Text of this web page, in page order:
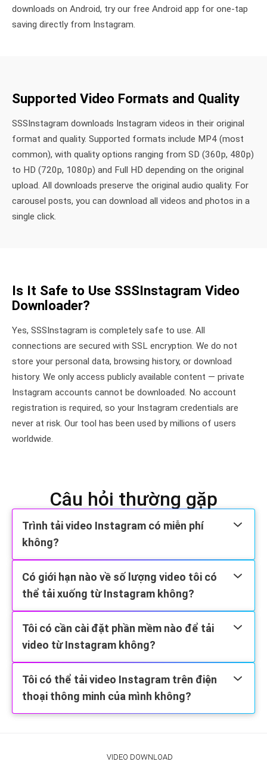
downloads on Android, try our free Android app for one-tap
saving directly from Instagram.
Supported Video Formats and Quality
SSSInstagram downloads Instagram videos in their original
format and quality. Supported formats include MP4 (most
common), with quality options ranging from SD (360p, 480p)
to HD (720p, 1080p) and Full HD depending on the original
upload. All downloads preserve the original audio quality. For
carousel posts, you can download all videos and photos in a
single click.
Is It Safe to Use SSSInstagram Video
Downloader?
Yes, SSSInstagram is completely safe to use. All
connections are secured with SSL encryption. We do not
store your personal data, browsing history, or download
history. We only access publicly available content — private
Instagram accounts cannot be downloaded. No account
registration is required, so your Instagram credentials are
never at risk. Our tool has been used by millions of users
worldwide.
Câu hỏi thường gặp
Trình tải video Instagram có miễn phí
không?
Có giới hạn nào về số lượng video tôi có
thể tải xuống từ Instagram không?
Tôi có cần cài đặt phần mềm nào để tải
video từ Instagram không?
Tôi có thể tải video Instagram trên điện
thoại thông minh của mình không?
VIDEO DOWNLOAD